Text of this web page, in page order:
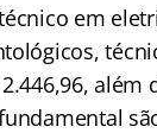
em